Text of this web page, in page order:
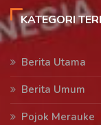
KATEGORI
Berita Utama
Berita Umum
Pojok Merauke